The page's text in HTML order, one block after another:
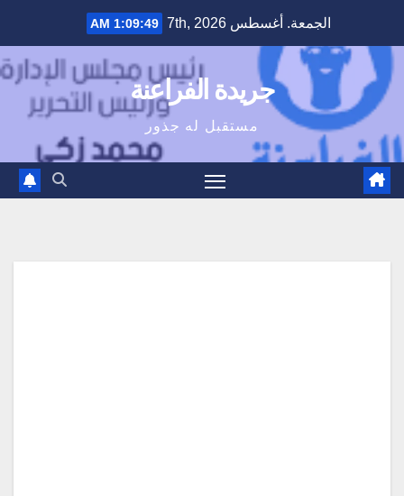
content
الجمعة. أغسطس 7th, 2026 1:09:49 AM
جريدة الفراعنة
مستقبل له جذور